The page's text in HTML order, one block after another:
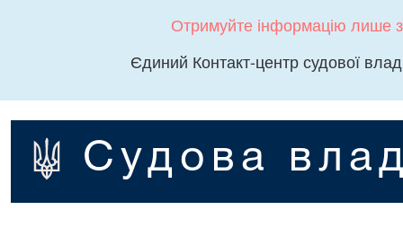
Отримуйте інформацію лише
Єдиний Контакт-центр судової
Судова